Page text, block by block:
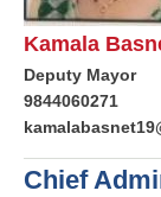
Kamala
Deputy Mayor
9844060271
Chief